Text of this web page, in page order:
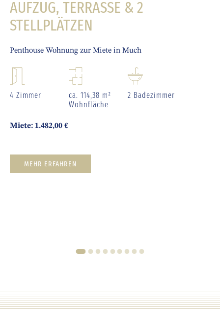
AUFZUG, TERRASSE & 2
STELLPLÄTZEN
Penthouse Wohnung zur Miete in Much
4 Zimmer
ca. 114,38 m²
Wohnfläche
2 Badezimmer
Miete: 1.482,00 €
MEHR ERFAHREN
1 2 3 4 5 6 7 8 9